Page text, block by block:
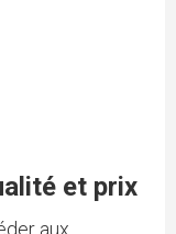
et prix
aux